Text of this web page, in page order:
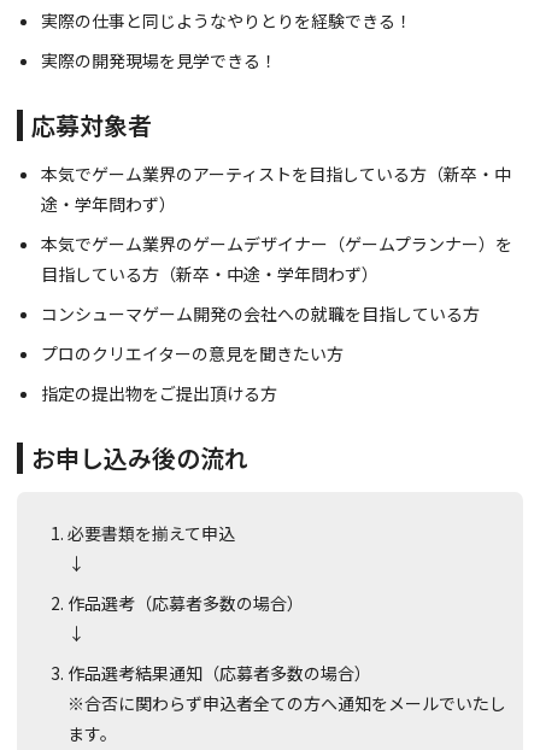
実際の仕事と同じようなやりとりを経験できる！
実際の開発現場を見学できる！
応募対象者
本気でゲーム業界のアーティストを目指している方（新卒・中
途・学年問わず）
本気でゲーム業界のゲームデザイナー（ゲームプランナー）を
目指している方（新卒・中途・学年問わず）
コンシューマゲーム開発の会社への就職を目指している方
プロのクリエイターの意見を聞きたい方
指定の提出物をご提出頂ける方
お申し込み後の流れ
必要書類を揃えて申込
↓
作品選考（応募者多数の場合）
↓
作品選考結果通知（応募者多数の場合）
※合否に関わらず申込者全ての方へ通知をメールでいたし
ます。